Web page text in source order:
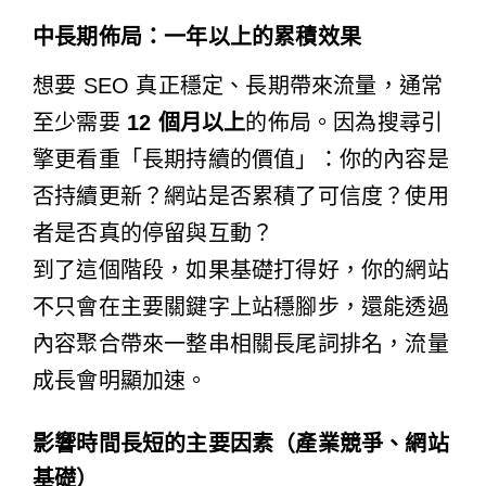
中長期佈局：一年以上的累積效果
想要 SEO 真正穩定、長期帶來流量，通常
至少需要 12 個月以上的佈局。因為搜尋引
擎更看重「長期持續的價值」：你的內容是
否持續更新？網站是否累積了可信度？使用
者是否真的停留與互動？
到了這個階段，如果基礎打得好，你的網站
不只會在主要關鍵字上站穩腳步，還能透過
內容聚合帶來一整串相關長尾詞排名，流量
成長會明顯加速。
影響時間長短的主要因素（產業競爭、網站
基礎）